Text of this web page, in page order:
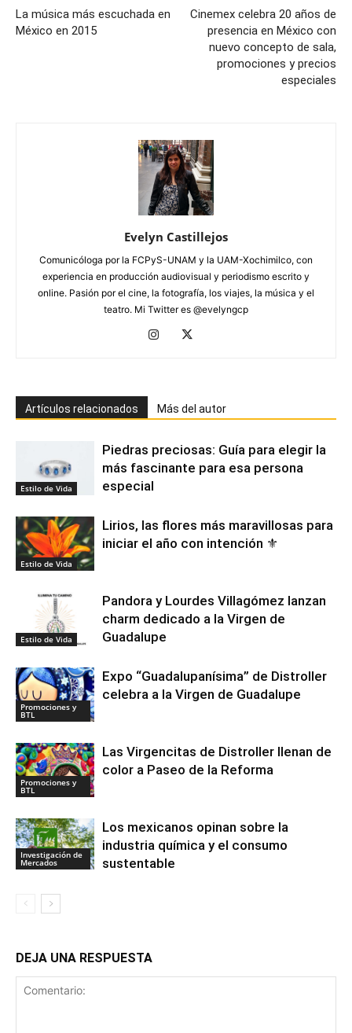
La música más escuchada en
México en 2015
Cinemex celebra 20 años de
presencia en México con
nuevo concepto de sala,
promociones y precios
especiales
Evelyn Castillejos
Comunicóloga por la FCPyS-UNAM y la UAM-Xochimilco, con
experiencia en producción audiovisual y periodismo escrito y
online. Pasión por el cine, la fotografía, los viajes, la música y el
teatro. Mi Twitter es @evelyngcp
Artículos relacionados Más del autor
Estilo de Vida
Piedras preciosas: Guía para elegir la
más fascinante para esa persona
especial
Estilo de Vida
Lirios, las flores más maravillosas para
iniciar el año con intención ⚜️
Estilo de Vida
Pandora y Lourdes Villagómez lanzan
charm dedicado a la Virgen de
Guadalupe
Promociones y
BTL
Expo “Guadalupanísima” de Distroller
celebra a la Virgen de Guadalupe
Promociones y
BTL
Las Virgencitas de Distroller llenan de
color a Paseo de la Reforma
Investigación de
Mercados
Los mexicanos opinan sobre la
industria química y el consumo
sustentable
DEJA UNA RESPUESTA